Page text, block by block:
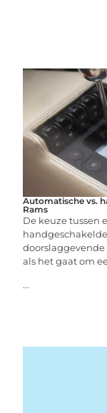
Automatische vs.
Rams
De keuze tussen
doorslaggevende
als het gaat om
...